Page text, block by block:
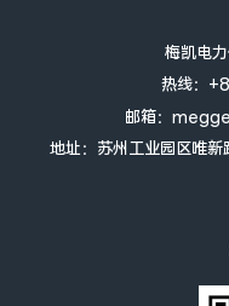
梅凯电
热线：
邮箱：
地址：苏州工业园区唯